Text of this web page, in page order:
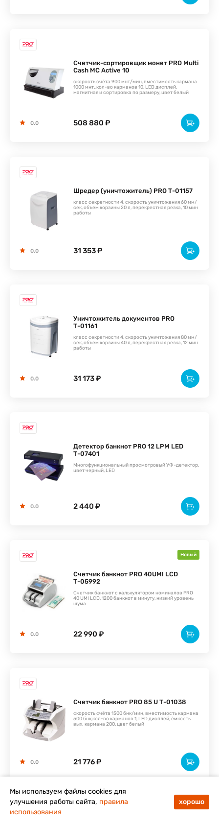
0.0
Счетчик-сортировщик монет PRO Multi
Cash MC Active 10
скорость счёта 900 мнт/мин, вместимость кармана
1000 мнт.,кол-во карманов 10, LED дисплей,
магнитная и сортировка по размеру, цвет белый
508 880 ₽
0.0
Шредер (уничтожитель) PRO Т-01157
класс секретности 4, скорость уничтожения 60 мм/
сек, объем корзины 20 л, перекрестная резка, 10 мин
работы
31 353 ₽
0.0
Уничтожитель документов PRO
Т-01161
класс секретности 4, скорость уничтожения 80 мм/
сек, объем корзины 40 л, перекрестная резка, 12 мин
работы
31 173 ₽
0.0
Детектор банкнот PRO 12 LPM LED
Т-07401
Многофункциональный просмотровый УФ-детектор,
цвет черный, LED
2 440 ₽
Новый
0.0
Счетчик банкнот PRO 40UMI LCD
Т-05992
Счетчик банкнот с калькулятором номиналов PRO
40 UMI LCD, 1200 банкнот в минуту, низкий уровень
шума
22 990 ₽
0.0
Счетчик банкнот PRO 85 U Т-01038
скорость счёта 1500 бнк/мин, вместимость кармана
500 бнк,кол-во карманов 1, LED дисплей, ёмкость
вых. кармана 200, цвет белый
21 776 ₽
Мы используем файлы cookies для
улучшения работы сайта, правила
использования
хорошо